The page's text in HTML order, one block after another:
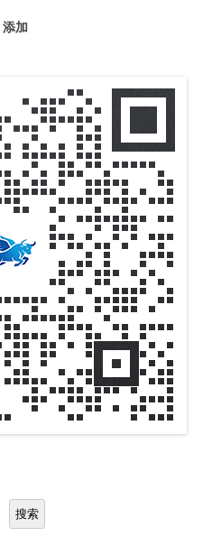
添加
搜索